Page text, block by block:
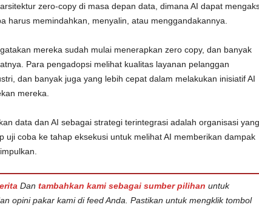
zero-copy di masa depan data, dimana AI dapat
harus memindahkan, menyalin, atau menggandakannya.
mereka sudah mulai menerapkan zero copy, dan banyak
Para pengadopsi melihat kualitas layanan pelanggan
dan banyak juga yang lebih cepat dalam melakukan inisiatif AI
mereka.
data dan AI sebagai strategi terintegrasi adalah organisasi yang
uji coba ke tahap eksekusi untuk melihat AI memberikan dampak
Dan tambahkan kami sebagai sumber pilihan untuk
opini pakar kami di feed Anda. Pastikan untuk mengklik tombol